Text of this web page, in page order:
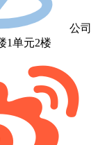
公司
1单元2楼